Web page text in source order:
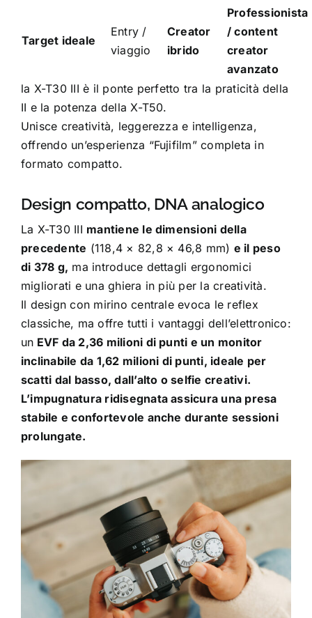
Target ideale
Entry /
viaggio
Creator
ibrido
Professionista
/ content
creator
avanzato
la X-T30 III è il ponte perfetto tra la praticità della
II e la potenza della X-T50.
Unisce creatività, leggerezza e intelligenza,
offrendo un’esperienza “Fujifilm” completa in
formato compatto.
Design compatto, DNA analogico
La X-T30 III mantiene le dimensioni della
precedente (118,4 × 82,8 × 46,8 mm) e il peso
di 378 g, ma introduce dettagli ergonomici
migliorati e una ghiera in più per la creatività.
Il design con mirino centrale evoca le reflex
classiche, ma offre tutti i vantaggi dell’elettronico:
un EVF da 2,36 milioni di punti e un monitor
inclinabile da 1,62 milioni di punti, ideale per
scatti dal basso, dall’alto o selfie creativi.
L’impugnatura ridisegnata assicura una presa
stabile e confortevole anche durante sessioni
prolungate.